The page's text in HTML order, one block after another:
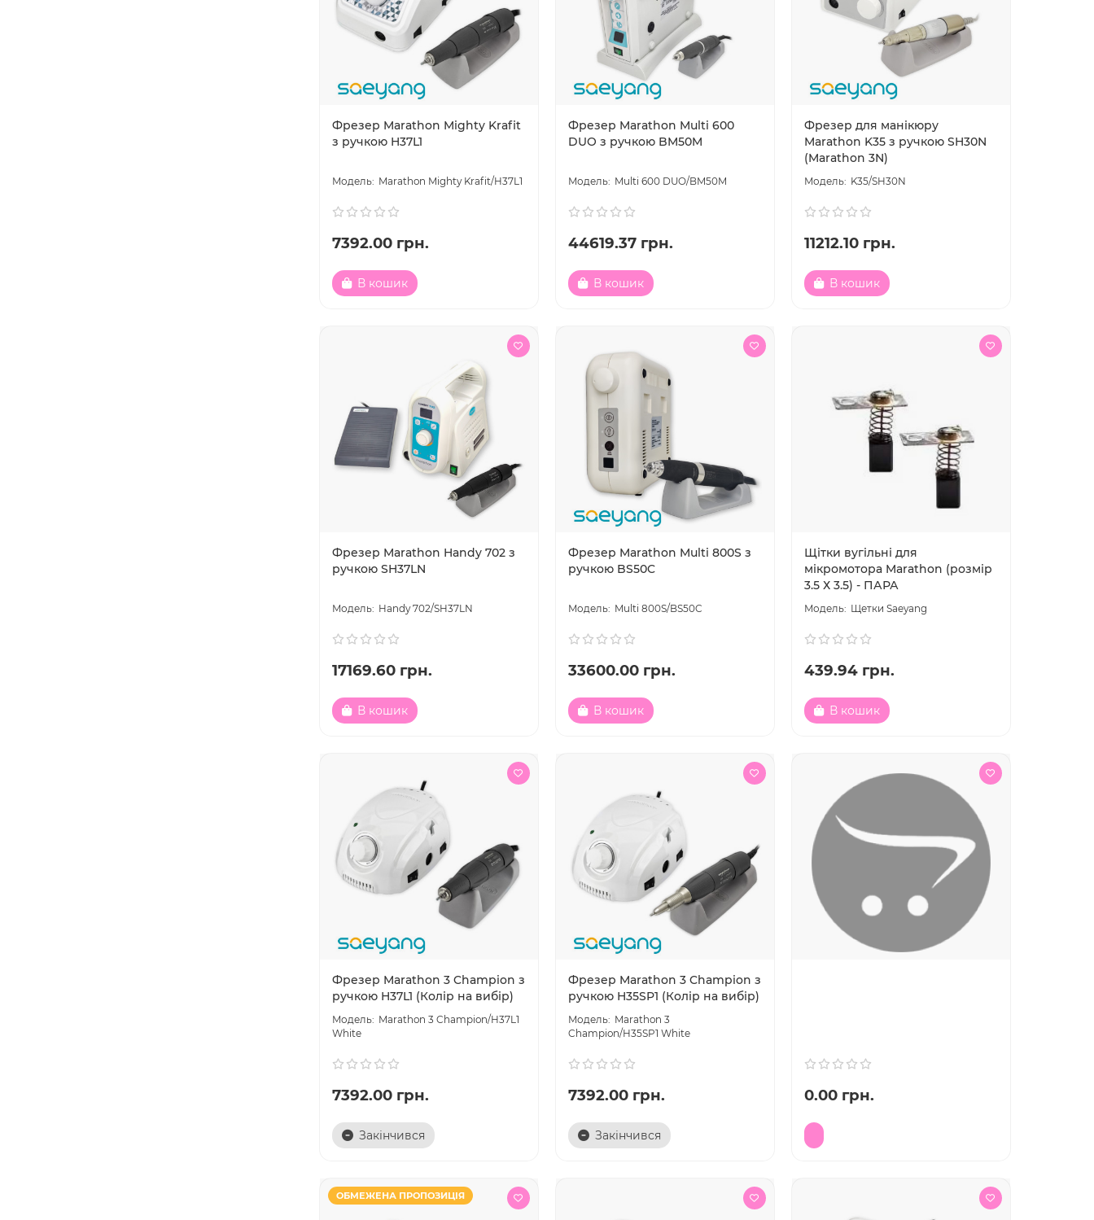
Фрезер Marathon Mighty Krafit
з ручкою H37L1
Marathon Mighty Krafit/H37L1
7392.00 грн.
В кошик
Фрезер Marathon Multi 600
DUO з ручкою BM50M
Multi 600 DUO/BM50M
44619.37 грн.
В кошик
Фрезер для манікюру
Marathon K35 з ручкою SH30N
(Marathon 3N)
K35/SH30N
11212.10 грн.
В кошик
Фрезер Marathon Handy 702 з
ручкою SH37LN
Handy 702/SH37LN
17169.60 грн.
В кошик
Фрезер Marathon Multi 800S з
ручкою BS50C
Multi 800S/BS50C
33600.00 грн.
В кошик
Щітки вугільні для
мікромотора Marathon (розмір
3.5 Х 3.5) - ПАРА
Щетки Saeyang
439.94 грн.
В кошик
Фрезер Marathon 3 Champion з
ручкою H37L1 (Колір на вибір)
Marathon 3 Champion/H37L1
White
7392.00 грн.
Закінчився
Фрезер Marathon 3 Champion з
ручкою H35SP1 (Колір на вибір)
Marathon 3
Champion/H35SP1 White
7392.00 грн.
Закінчився
0.00 грн.
ОБМЕЖЕНА ПРОПОЗИЦІЯ